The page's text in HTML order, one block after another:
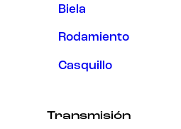
Biela
Rodamiento
Casquillo
Transmisión